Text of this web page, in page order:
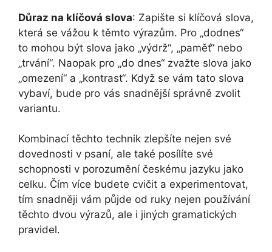
Důraz na klíčová slova: Zapište si klíčová slova,
která se vážou k těmto výrazům. Pro „dodnes“
to mohou být slova jako „výdrž“, „paměť“ nebo
„trvání“. Naopak pro „do dnes“ zvažte slova jako
„omezení“ a „kontrast“. Když se vám tato slova
vybaví, bude pro vás snadnější správně zvolit
variantu.
Kombinací těchto technik zlepšíte nejen své
dovednosti v psaní, ale také posílíte své
schopnosti v porozumění českému jazyku jako
celku. Čím více budete cvičit a experimentovat,
tím snadněji vám půjde od ruky nejen používání
těchto dvou výrazů, ale i jiných gramatických
pravidel.